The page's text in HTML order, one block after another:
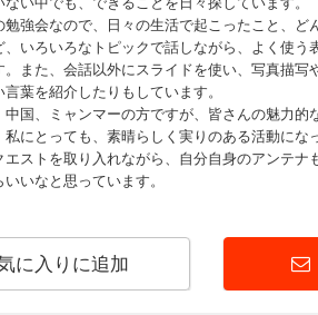
強会なので、日々の生活で起こったこと、ど
いろいろなトピックで話しながら、よく使う
また、会話以外にスライドを使い、写真描写
葉を紹介したりもしています。
国、ミャンマーの方ですが、皆さんの魅力
にとっても、素晴らしく実りのある活動にな
ストを取り入れながら、自分自身のアンテナ
いなと思っています。
に入りに追加